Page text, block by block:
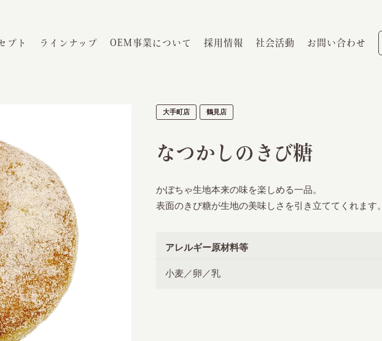
プト ラインナップ OEM事業について 採用情報 社会活動 お問い合わせ
大手町店 鶴見店
なつかしのきび糖
かぼちゃ生地本来の味を楽しめる一品。
表面のきび糖が生地の美味しさを引き立ててくれます。
アレルギー原材料等
小麦／卵／乳